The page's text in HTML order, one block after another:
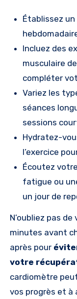
Établissez
Incluez des
musculaire
compléter
Variez les
séances
sessions
Hydratez-
l’exercice
Écoutez
fatigue ou
un jour de
N’oubliez pas
minutes avant
après pour
votre
cardiomètre
vos progrès et à